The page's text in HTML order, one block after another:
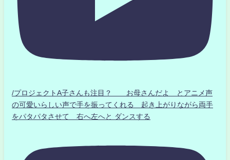
/プロジェクトA子さんも注目？ お母さんだよ とアニメ声
の可愛いらしい声で手を振ってくれる 起き上がりながら両手
をパタパタさせて 右へ左へと ダンスする